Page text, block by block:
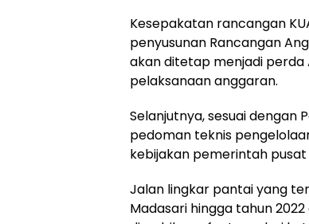
Kesepakatan rancangan
penyusunan Rancangan
akan ditetap menjadi perda
pelaksanaan anggaran.
Selanjutnya, sesuai dengan
pedoman teknis
kebijakan pemerintah
Jalan lingkar pantai yang
Madasari hingga tahun